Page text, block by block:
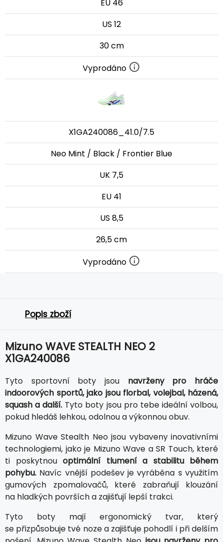
EU 46
US 12
30 cm
Vyprodáno
X1GA240086_41.0/7.5
Neo Mint / Black / Frontier Blue
UK 7,5
EU 41
US 8,5
26,5 cm
Vyprodáno
Popis zboží
Mizuno WAVE STEALTH NEO 2
X1GA240086
Tyto sportovní boty jsou navrženy pro hráče
indoorových sportů, jako jsou florbal, volejbal, házená,
squash a další. Tyto boty jsou pro tebe ideální volbou,
pokud hledáš lehkou, odolnou a výkonnou obuv.
Mizuno Wave Stealth Neo jsou vybaveny inovativními
technologiemi, jako je Mizuno Wave a SR Touch, které
ti poskytnou optimální tlumení a stabilitu během
pohybu. Navíc vnější podešev je vyráběna s využitím
gumových zpomalovačů, které zabraňují klouzání
na hladkých površích a zajišťují lepší trakci.
Tyto boty mají ergonomický tvar, který
se přizpůsobuje tvé noze a zajišťuje pohodlí i při delším